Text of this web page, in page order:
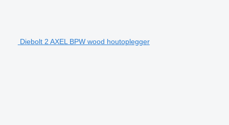
Diebolt 2 AXEL BPW wood houtoplegger